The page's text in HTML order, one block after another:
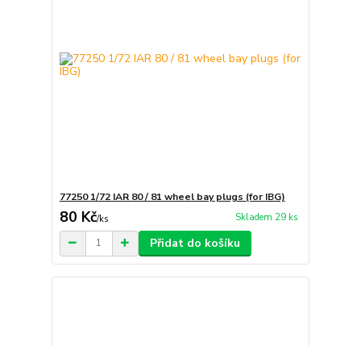
77250 1/72 IAR 80 / 81 wheel bay plugs (for IBG)
80 Kč/ks Skladem 29 ks
Přidat do košíku